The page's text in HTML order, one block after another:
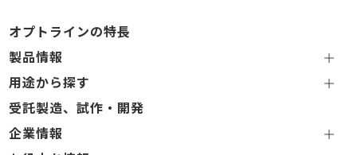
オプトラインの特長
製品情報
用途から探す
受託製造、試作・開発
企業情報